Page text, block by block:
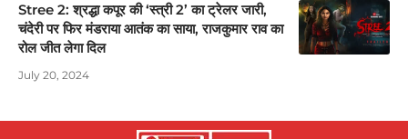
Stree 2: श्रद्धा कपूर की ‘स्त्री 2’ का ट्रेलर जारी,
चंदेरी पर फिर मंडराया आतंक का साया, राजकुमार राव का
रोल जीत लेगा दिल
July 20, 2024